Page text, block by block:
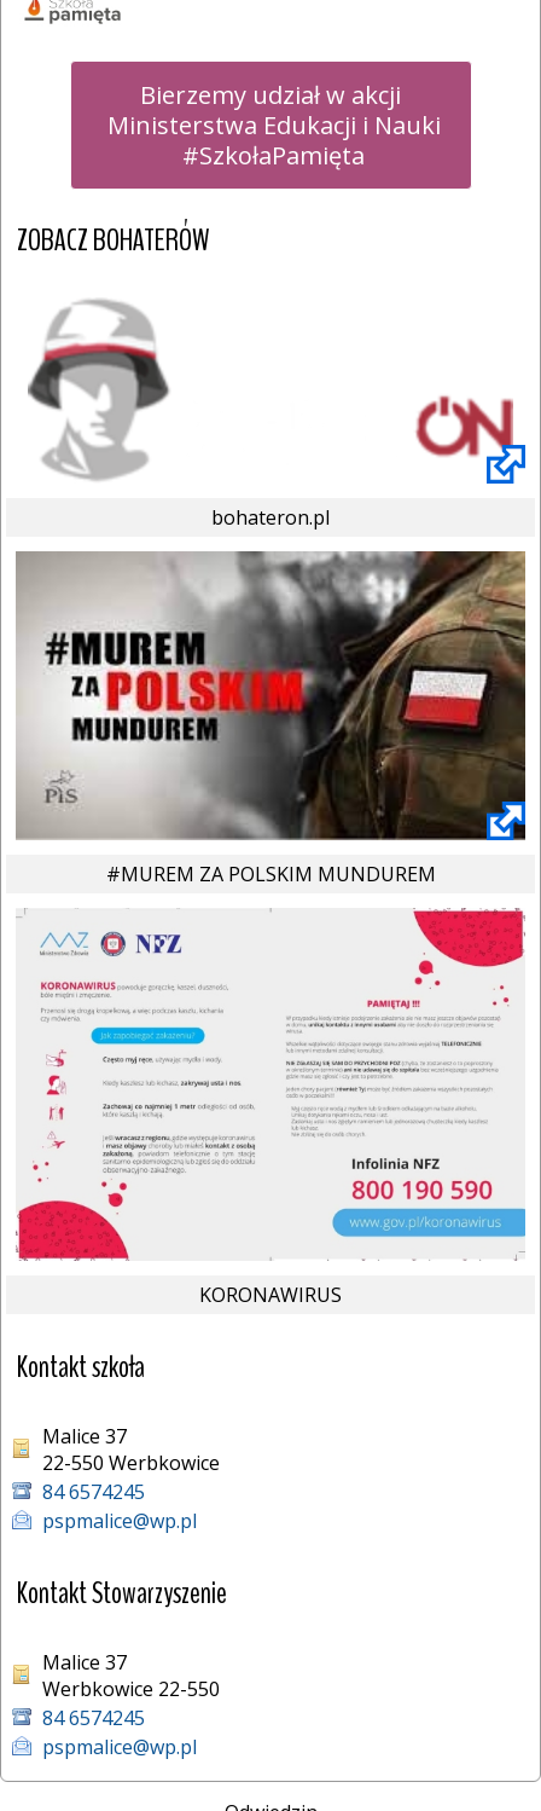
Bierzemy udział w akcji
#SzkołaPamięta
ZOBACZ BOHATERÓW
bohateron.pl
#MUREM ZA POLSKIM MUNDUREM
KORONAWIRUS
Kontakt szkoła
Malice 37
22-550 Werbkowice
84 6574245
pspmalice@wp.pl
Kontakt Stowarzyszenie
Malice 37
Werbkowice 22-550
84 6574245
pspmalice@wp.pl